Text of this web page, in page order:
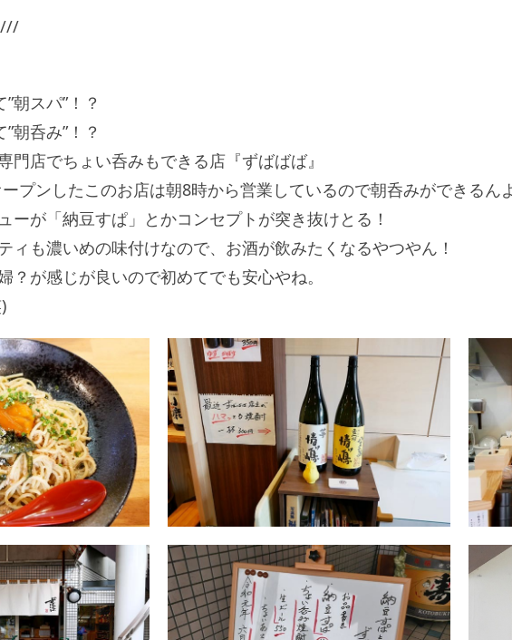
朝スパ”！？
朝呑み”！？
門店でちょい呑みもできる店『ずばばば』
プンしたこのお店は朝8時から営業しているので朝呑みができるん
ーが「納豆すぱ」とかコンセプトが突き抜けとる！
ィも濃いめの味付けなので、お酒が飲みたくなるやつやん！
？が感じが良いので初めてでも安心やね。